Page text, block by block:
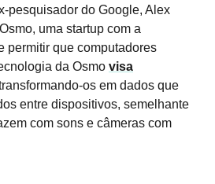
pesquisador do Google, Alex
uma startup com a
permitir que computadores
da Osmo visa
os em dados que
entre dispositivos, semelhante
com sons e câmeras com